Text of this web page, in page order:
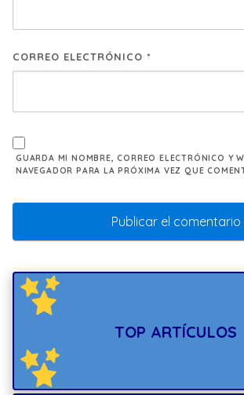
CORREO ELECTRÓNICO *
GUARDA MI NOMBRE, CORREO ELECTRÓNICO Y
NAVEGADOR PARA LA PRÓXIMA VEZ QUE
TOP ARTÍCULOS